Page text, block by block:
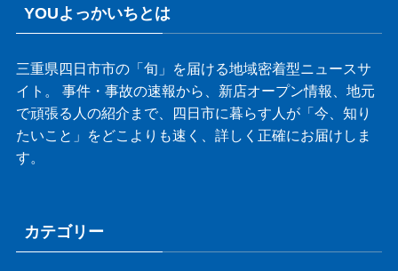
YOUよっかいちとは
三重県四日市市の「旬」を届ける地域密着型ニュースサ
イト。 事件・事故の速報から、新店オープン情報、地元
で頑張る人の紹介まで、四日市に暮らす人が「今、知り
たいこと」をどこよりも速く、詳しく正確にお届けしま
す。
カテゴリー